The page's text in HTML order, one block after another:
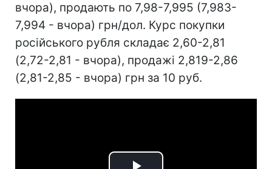
вчора), продають по 7,98-7,995 (7,983-
7,994 - вчора) грн/дол. Курс покупки
російського рубля складає 2,60-2,81
(2,72-2,81 - вчора), продажі 2,819-2,86
(2,81-2,85 - вчора) грн за 10 руб.